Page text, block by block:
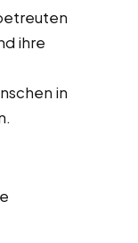
ihre
in